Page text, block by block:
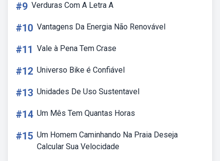
#9 Verduras Com A Letra A
#10 Vantagens Da Energia Não Renovável
#11 Vale à Pena Tem Crase
#12 Universo Bike é Confiável
#13 Unidades De Uso Sustentavel
#14 Um Mês Tem Quantas Horas
#15 Um Homem Caminhando Na Praia Deseja
Calcular Sua Velocidade